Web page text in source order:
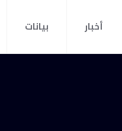
أخبار بيانات